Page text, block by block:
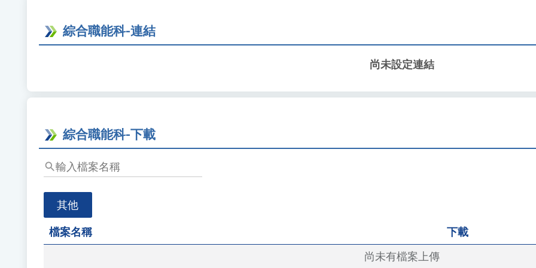
查
綜合職能科-連結
尚未設定連結
綜合職能科-下載
輸
入
檔
名
稱
其他
檔案名稱 下載
尚未有檔案上傳